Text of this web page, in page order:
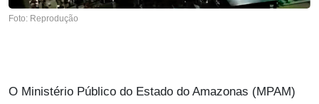
Foto: Reprodução
O Ministério Público do Estado do Amazonas (MPAM)